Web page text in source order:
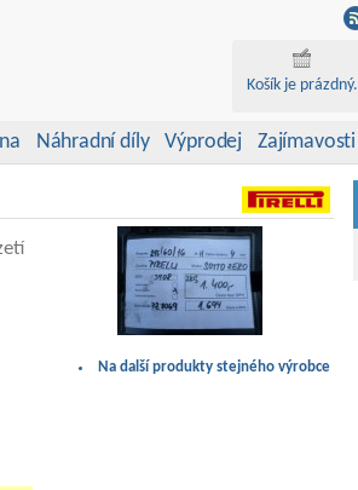
Košík je prázdný.
Náhradní díly Výprodej Zajímavosti
Na další produkty stejného výrobce